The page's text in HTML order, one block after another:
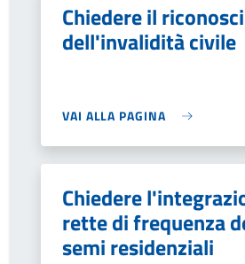
Chiedere il
dell'invalidità civile
VAI ALLA PAGINA
Chiedere
rette di frequenza
semi residenziali